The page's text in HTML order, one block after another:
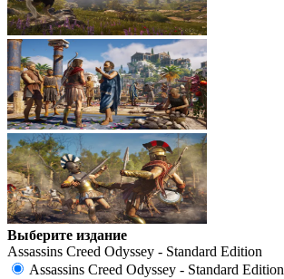
Выберите издание
Assassins Creed Odyssey - Standard Edition
Assassins Creed Odyssey - Standard Edition